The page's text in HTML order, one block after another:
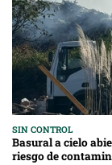
SIN CONTROL
Basural a cielo
riesgo de